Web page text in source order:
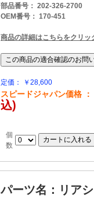
部品番号： 202-326-2700
OEM番号： 170-451
商品の詳細はこちらをクリッ
定価： ￥28,600
スピードジャパン価格 ：
込)
個
数
パーツ名：リア